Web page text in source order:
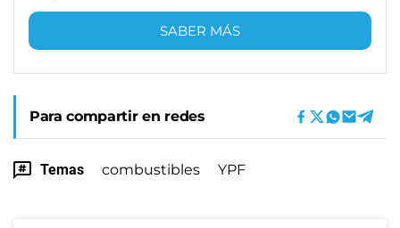
SABER MÁS
Para compartir en redes
Temas combustibles YPF